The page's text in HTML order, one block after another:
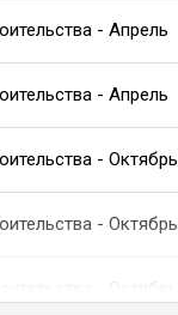
- Апрель
- Апрель
- Октябрь
- Октябрь
- Октябрь